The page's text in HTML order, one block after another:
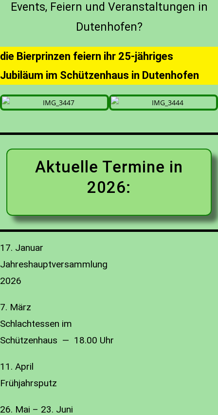
Events, Feiern und Veranstaltungen in
Dutenhofen?
die Bierprinzen feiern ihr 25-jähriges
Jubiläum im Schützenhaus in Dutenhofen
Aktuelle Termine in
2026:
17. Januar
Jahreshauptversammlung
2026
7. März
Schlachtessen im
Schützenhaus — 18.00 Uhr
11. April
Frühjahrsputz
26. Mai – 23. Juni